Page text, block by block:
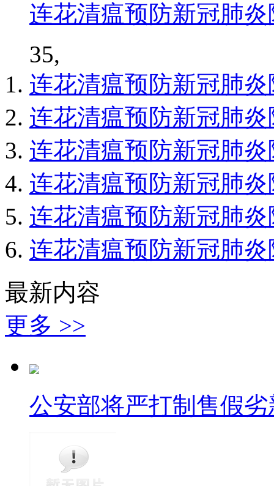
连花清瘟预防新冠肺
35,
连花清瘟预防新冠肺
连花清瘟预防新冠肺
连花清瘟预防新冠肺
连花清瘟预防新冠肺
连花清瘟预防新冠肺
连花清瘟预防新冠肺
最新内容
更多 >>
公安部将严打制售假